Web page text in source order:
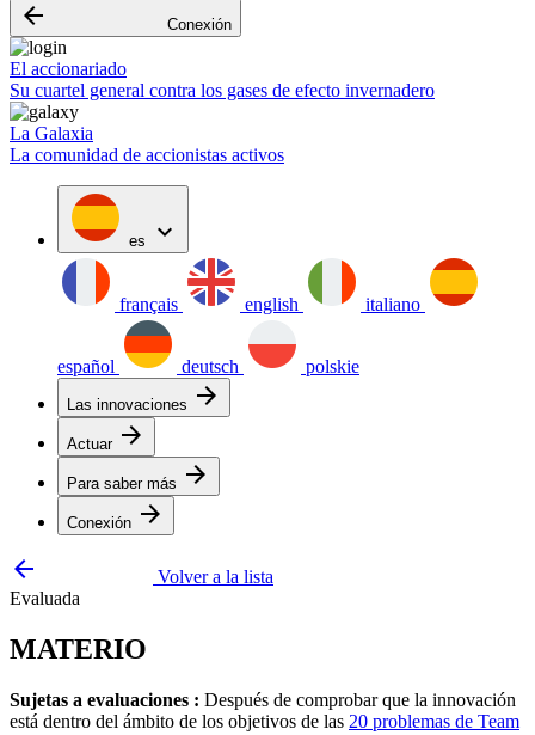
arrow_backward Conexión
El accionariado
Su cuartel general contra los gases de efecto invernadero
La Galaxia
La comunidad de accionistas activos
es expand_more
français english italiano
español deutsch polskie
Las innovaciones arrow_forward
Actuar arrow_forward
Para saber más arrow_forward
Conexión arrow_forward
arrow_backward
Volver a la lista
Evaluada
MATERIO
Sujetas a evaluaciones : Después de comprobar que la innovación
está dentro del ámbito de los objetivos de las 20 problemas de Team